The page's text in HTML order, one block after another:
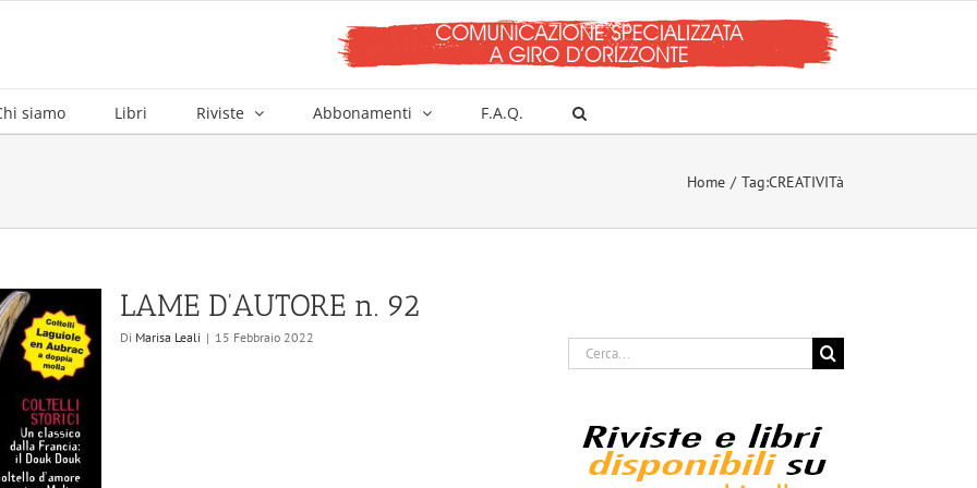
siamo Libri Riviste Abbonamenti F.A.Q.
Home Tag:CREATIVITà
LAME D’AUTORE n. 92
Di Marisa Leali | 15 Febbraio 2022
Cerca